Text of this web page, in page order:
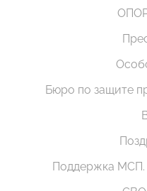
Бюро по защите
Поддержка МСП.